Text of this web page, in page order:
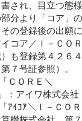
され、目立つ態
分より「コア」
の登録後の出願
コア／Ｉ－ＣＯ
も登録第４２６
７号証参照）。
ＣＯＲＥ＼
：アイワ株式会
ｱｲｺｱ＼Ｉ－ＣＯ